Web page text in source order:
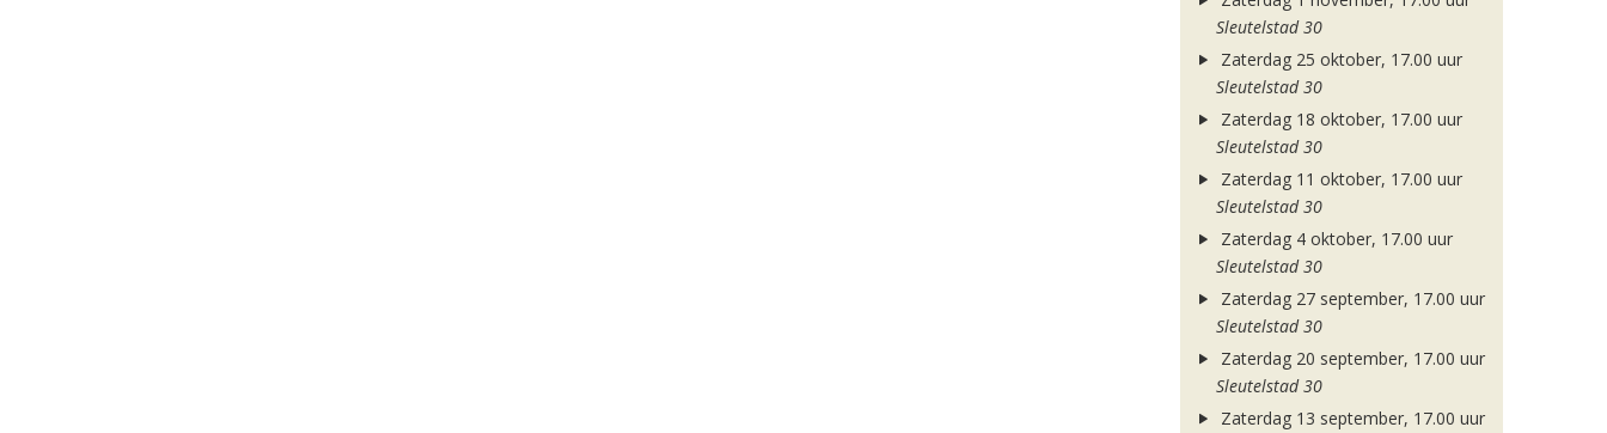
Sleutelstad 30
Zaterdag 25 oktober, 17.00 uur
Sleutelstad 30
Zaterdag 18 oktober, 17.00 uur
Sleutelstad 30
Zaterdag 11 oktober, 17.00 uur
Sleutelstad 30
Zaterdag 4 oktober, 17.00 uur
Sleutelstad 30
Zaterdag 27 september, 17.00 uur
Sleutelstad 30
Zaterdag 20 september, 17.00 uur
Sleutelstad 30
Zaterdag 13 september, 17.00 uur